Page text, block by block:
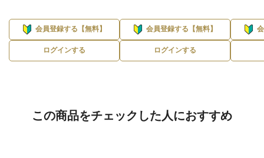
会員登録する【無料】
ログインする
会員登録する【無料】
ログインする
この商品をチェックした人におすすめ